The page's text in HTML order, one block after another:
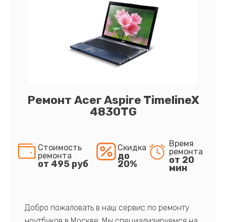
Ремонт Acer Aspire TimelineX
4830TG
Стоимость
ремонта
от 495 руб
Скидка
до
20%
Время
ремонта
от 20
мин
Добро пожаловать в наш сервис по ремонту